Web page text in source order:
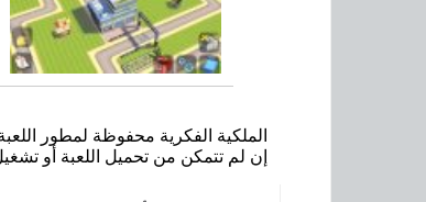
الملكية الفكرية محفوظة لمطور
إن لم تتمكن من تحميل اللعبة أو